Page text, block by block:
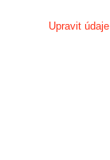
Upravit údaje